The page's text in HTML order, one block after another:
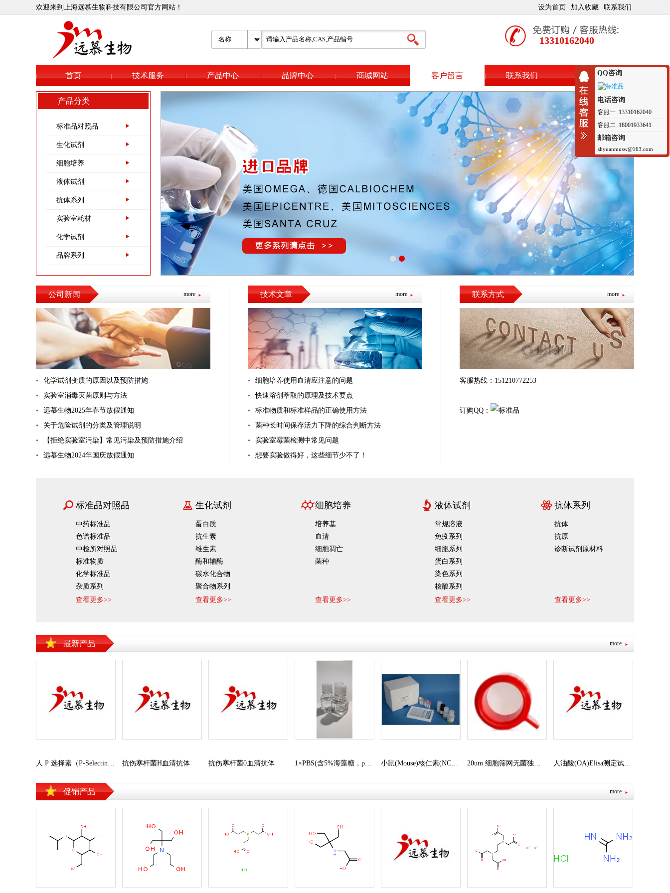
欢迎来到上海远慕生物科技有限公司官方网站！ 设为首页 加入收藏 联系我们
13310162040
首页 技术服务 产品中心 品牌中心 商城网站 客户留言 联系我们
产品分类
标准品对照品
生化试剂
细胞培养
液体试剂
抗体系列
实验室耗材
化学试剂
品牌系列
more
公司新闻
化学试剂变质的原因以及预防措施
实验室消毒灭菌原则与方法
远慕生物2025年春节放假通知
关于危险试剂的分类及管理说明
【拒绝实验室污染】常见污染及预防措施介绍
远慕生物2024年国庆放假通知
more
技术文章
细胞培养使用血清应注意的问题
快速溶剂萃取的原理及技术要点
标准物质和标准样品的正确使用‌方法
菌种长时间保存活力下降的综合判断方法
实验室霉菌检测中常见问题
想要实验做得好，这些细节少不了！
more
联系方式
客服热线：151210772253
订购QQ：
标准品对照品
中药标准品
色谱标准品
中检所对照品
标准物质
化学标准品
杂质系列
对照品药材
查看更多>>
生化试剂
蛋白质
抗生素
维生素
酶和辅酶
碳水化合物
聚合物系列
分离试剂
氨基酸
其他生化试剂
进口试剂
生化试剂盒
分子生物学试剂
查看更多>>
细胞培养
培养基
血清
细胞凋亡
菌种
查看更多>>
液体试剂
常规溶液
免疫系列
细胞系列
蛋白系列
染色系列
核酸系列
指示剂
固定液
查看更多>>
抗体系列
抗体
抗原
诊断试剂原材料
查看更多>>
实验室耗材
酶标板
普通层析柱
中压特制玻璃层
凝胶过滤填料-葡
TCI试剂
TEDIA试剂
Abcam
Ambion
Biotium
cayman chemical
systembio
sigma aldrich
Santa Cruz
more
最新产品
人 P 选择素（P-Selectin）
抗伤寒杆菌H血清抗体 抗伤寒杆菌0血清抗体
1×PBS(含5%海藻糖，pH
小鼠(Mouse)核仁素(NCL)
20um 细胞筛网无菌独立
人油酸(OA)Elisa测定试剂
more
促销产品
QQ咨询
电话咨询
客服一 13310162040
客服二 18001933641
邮箱咨询
shyuanmusw@163.com